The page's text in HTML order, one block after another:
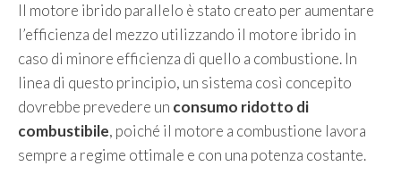
Il motore ibrido parallelo è stato creato per aumentare
l’efficienza del mezzo utilizzando il motore ibrido in
caso di minore efficienza di quello a combustione. In
linea di questo principio, un sistema così concepito
dovrebbe prevedere un consumo ridotto di
combustibile, poiché il motore a combustione lavora
sempre a regime ottimale e con una potenza costante.